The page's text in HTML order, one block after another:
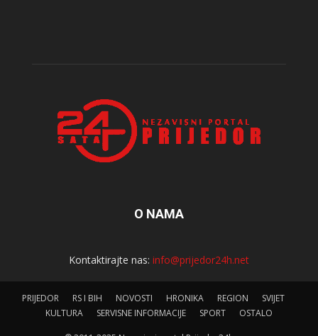
O NAMA
Kontaktirajte nas: info@prijedor24h.net
PRIJEDOR RS I BIH NOVOSTI HRONIKA REGION
SVIJET
KULTURA
SERVISNE INFORMACIJE SPORT OSTALO